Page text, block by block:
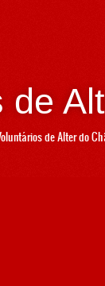
de
de Alter do